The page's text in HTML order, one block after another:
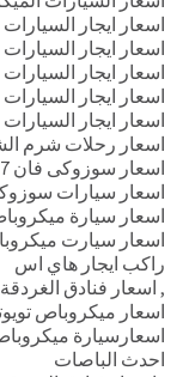
اسعار ايجار السيارات ال٧راكب العائلية الفخمة
اسعار ايجار
اسعار ايجار السيارات
اسعار ايجار السيارات في
اسعار ايجار
اسعار رحلات شرم
اسعار سوزوكى فان 7 راكب
اسعار سيارات سوزوكى 7 راكب فى
اسعار سيارة ميكروباص 10 راكب زيرو برة
راكب ايجار هاي اس
, اسعار فنادق الغردقة
اسعار ميكروباص تويوتا 2021 ايجار سيارات تويوتا هايس 14
احدث الباصات